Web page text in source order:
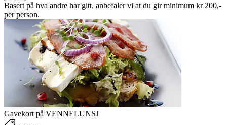
Basert på hva andre har gitt, anbefaler vi at du gir minimum kr 200,-
per person.
Gavekort på VENNELUNSJ